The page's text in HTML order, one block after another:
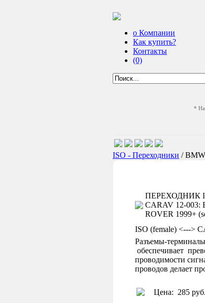
о Компании
Как купить?
Контакты
(0)
*
ISO - Переходники / BMW
ПЕРЕХОДНИК
CARAV 12-003:
ROVER 1999+
ISO (female) <--->
Разъемы-
обеспечивает
проводимости
проводов делает
Цена: 285 руб.